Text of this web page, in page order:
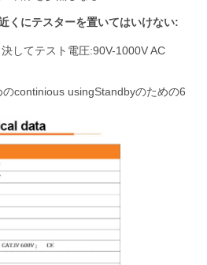
にテスターを置いてはいけない:
してテスト電圧:90V-1000V AC
continious usingStandbyのための6